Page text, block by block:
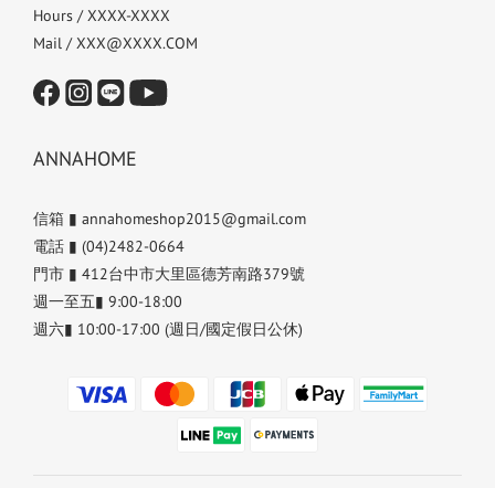
Hours / XXXX-XXXX
Mail / XXX@XXXX.COM
ANNAHOME
信箱 ▮ annahomeshop2015@gmail.com
電話 ▮ (04)2482-0664
門市 ▮ 412台中市大里區德芳南路379號
週一至五▮ 9:00-18:00
週六▮ 10:00-17:00 (週日/國定假日公休)